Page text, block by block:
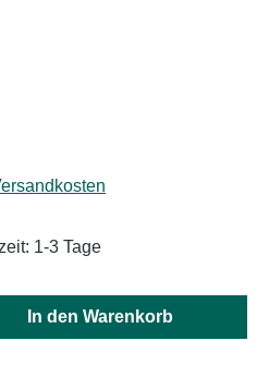
1-3 Tage
den gewünschten
In den Warenkorb